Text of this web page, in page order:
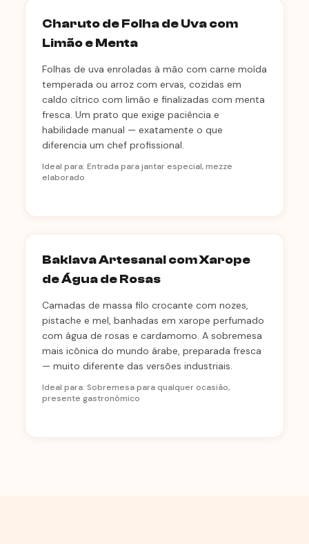
Charuto de Folha de Uva com
Limão e Menta
Folhas de uva enroladas à mão com carne moída
temperada ou arroz com ervas, cozidas em
caldo cítrico com limão e finalizadas com menta
fresca. Um prato que exige paciência e
habilidade manual — exatamente o que
diferencia um chef profissional.
Ideal para: Entrada para jantar especial, mezze
elaborado
Baklava Artesanal com Xarope
de Água de Rosas
Camadas de massa filo crocante com nozes,
pistache e mel, banhadas em xarope perfumado
com água de rosas e cardamomo. A sobremesa
mais icônica do mundo árabe, preparada fresca
— muito diferente das versões industriais.
Ideal para: Sobremesa para qualquer ocasião,
presente gastronômico